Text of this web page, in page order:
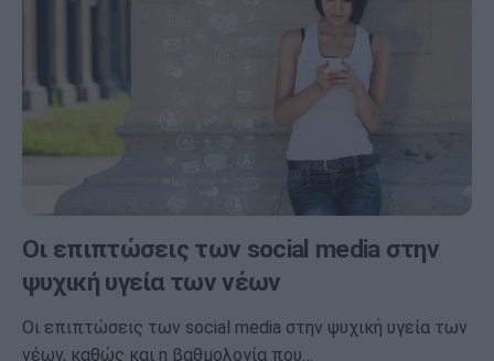
Οι επιπτώσεις των social media στην
ψυχική υγεία των νέων
Οι επιπτώσεις των social media στην ψυχική υγεία των
νέων, καθώς και η βαθμολογία που…